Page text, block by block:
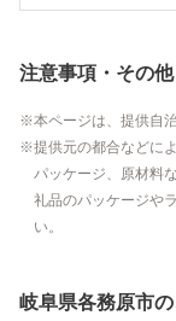
注意事項・その他
本ページは、提供自
提供元の都合などに
パッケージ、原材料
礼品のパッケージや
い。
岐阜県各務原市